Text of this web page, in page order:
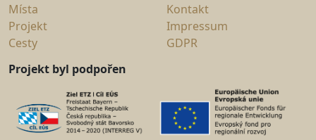
Místa
Projekt
Cesty
Kontakt
Impressum
GDPR
Projekt byl podpořen